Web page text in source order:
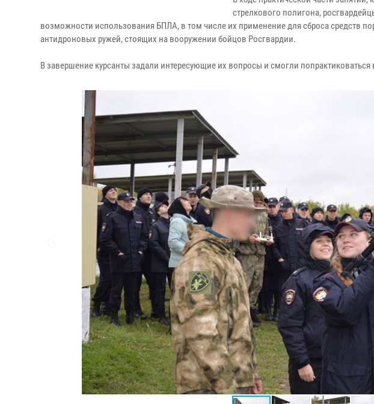
стрелкового полигона,
возможности использования БПЛА, в том числе их применение для сброса средств
антидроновых ружей, стоящих на вооружении бойцов Росгвардии.
В завершение курсанты задали интересующие их вопросы и смогли